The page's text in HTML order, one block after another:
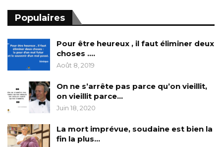
Populaires
Pour être heureux , il faut éliminer deux
choses ….
Août 8, 2019
On ne s’arrête pas parce qu’on vieillit,
on vieillit parce…
Juin 18, 2020
La mort imprévue, soudaine est bien la
fin la plus…